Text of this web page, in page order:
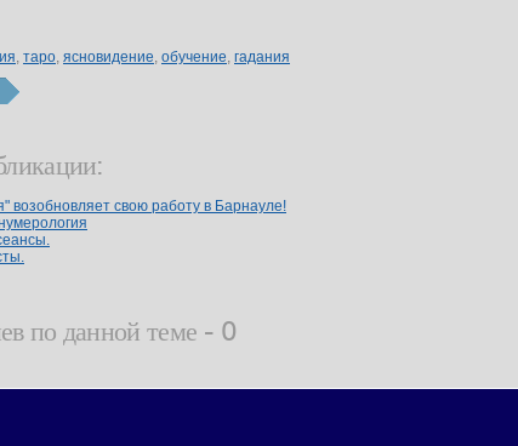
, таро, ясновидение, обучение, гадания
возобновляет свою работу в Барнауле!
по данной теме - 0